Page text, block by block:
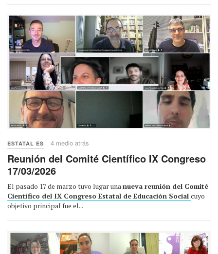
ESTATAL ES 4 medio atrás
Reunión del Comité Científico IX Congreso
17/03/2026
El pasado 17 de marzo tuvo lugar unanueva reunión del Comité
Científico del IX Congreso Estatal de Educación Social cuyo
objetivo principal fue el...